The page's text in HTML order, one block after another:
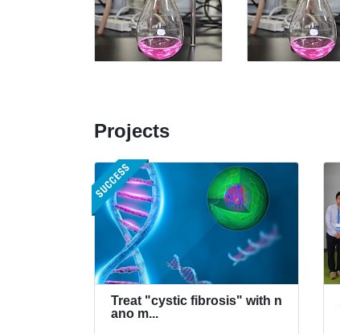
Projects
Treat "cystic fibrosis" with n
ano m...